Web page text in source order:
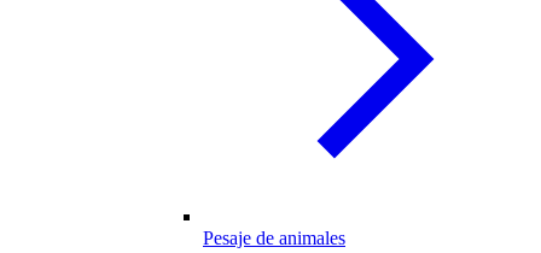
Pesaje de animales